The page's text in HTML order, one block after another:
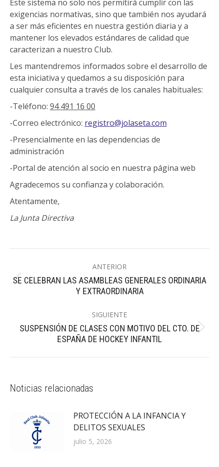
Este sistema no solo nos permitirá cumplir con las
exigencias normativas, sino que también nos ayudará
a ser más eficientes en nuestra gestión diaria y a
mantener los elevados estándares de calidad que
caracterizan a nuestro Club.
Les mantendremos informados sobre el desarrollo de
esta iniciativa y quedamos a su disposición para
cualquier consulta a través de los canales habituales:
-Teléfono: 94 491 16 00
-Correo electrónico: registro@jolaseta.com
-Presencialmente en las dependencias de
administración
-Portal de atención al socio en nuestra página web
Agradecemos su confianza y colaboración.
Atentamente,
La Junta Directiva
entre
publicaciones
ANTERIOR
Publicación
anterior:
SE CELEBRAN LAS ASAMBLEAS GENERALES ORDINARIA
Y EXTRAORDINARIA
SIGUIENTE
Publicación
siguiente:
SUSPENSIÓN DE CLASES CON MOTIVO DEL CTO. DE
ESPAÑA DE HOCKEY INFANTIL
Noticias relacionadas
PROTECCIÓN A LA INFANCIA Y
DELITOS SEXUALES
julio 5, 2026